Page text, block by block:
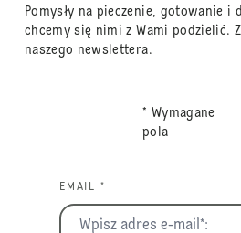
Pomysły na pieczenie, gotowanie i
chcemy się nimi z Wami podzielić.
naszego newslettera.
* Wymagane
pola
EMAIL *